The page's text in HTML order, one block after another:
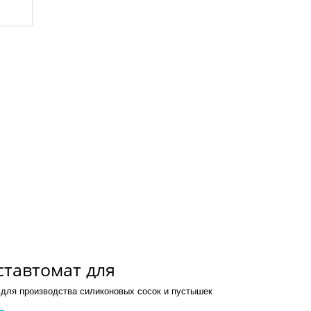
для
пустышек, сосок
производства силиконовых сосок и пустышек